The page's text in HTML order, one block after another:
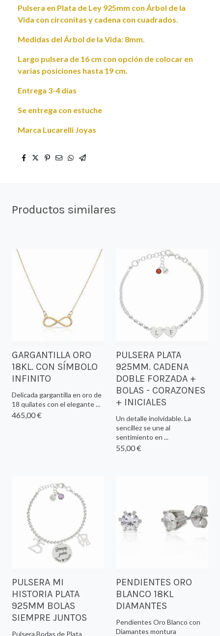
Pulsera en Plata de Ley 925mm con Árbol de la
Vida con circonitas y cadena con cuadrados.
Medidas del Árbol de la Vida: 8mm.
Largo pulsera de 16 cm con opción de colocar en
varias posiciones hasta 19 cm.
Entrega 3-4 días
Se entrega con estuche
Marca Lucarelli Joyas
Productos similares
GARGANTILLA ORO
18KL. CON SÍMBOLO
INFINITO
Delicada gargantilla en oro de
18 quilates con el elegante ...
465,00 €
PULSERA PLATA
925MM. CADENA
DOBLE FORZADA +
BOLAS - CORAZONES
+ INICIALES
Un detalle inolvidable. La
sencillez se une al
sentimiento en ...
55,00 €
PULSERA MI
HISTORIA PLATA
925MM BOLAS
SIEMPRE JUNTOS
Pulsera Bodas de Plata
PENDIENTES ORO
BLANCO 18KL
DIAMANTES
Pendientes Oro Blanco con
Diamantes montura